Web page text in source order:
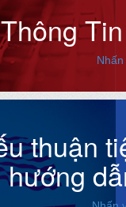
Thông
thuận
hướng